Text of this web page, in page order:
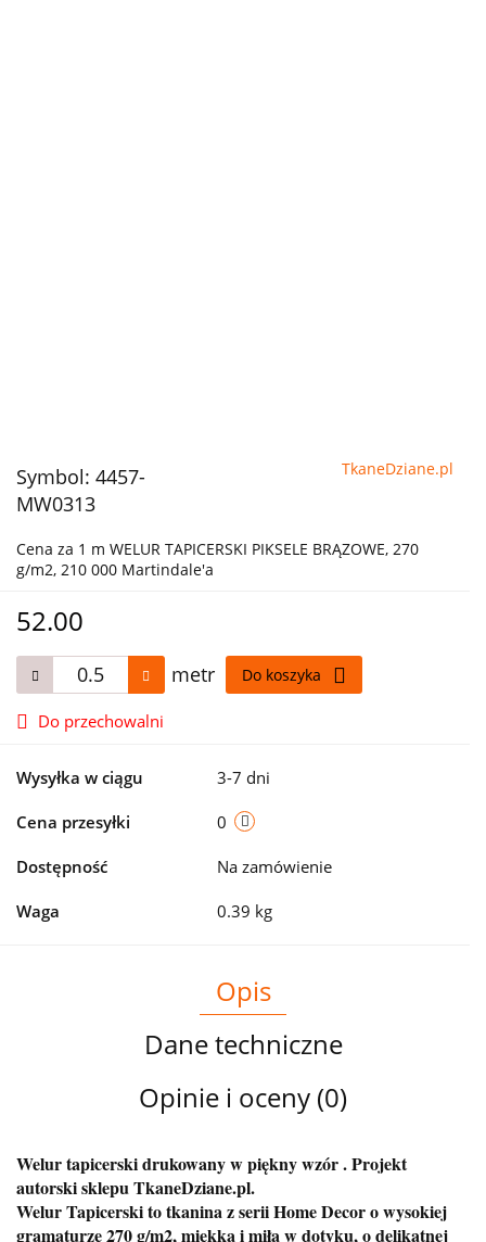
Symbol: 4457-
MW0313
TkaneDziane.pl
Cena za 1 m WELUR TAPICERSKI PIKSELE BRĄZOWE, 270
g/m2, 210 000 Martindale'a
52.00
metr Do koszyka
Do przechowalni
Wysyłka w ciągu 3-7 dni
Cena przesyłki 0
Dostępność Na zamówienie
Waga 0.39 kg
Opis
Dane techniczne
Opinie i oceny (0)
Welur tapicerski drukowany w piękny wzór . Projekt
autorski sklepu TkaneDziane.pl.
Welur Tapicerski to tkanina z serii Home Decor o wysokiej
gramaturze 270 g/m2, miękka i miła w dotyku, o delikatnej